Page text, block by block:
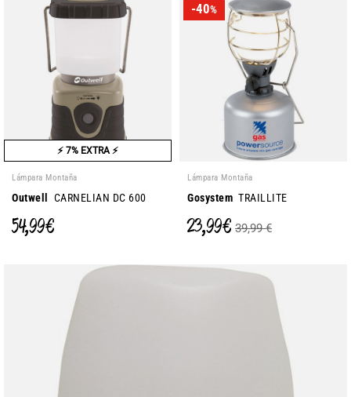
⚡ 7% EXTRA ⚡
Lámpara Montaña
Outwell CARNELIAN DC 600
54,99 €
-40%
Lámpara Montaña
Gosystem TRAILLITE
23,99 € 39,99 €